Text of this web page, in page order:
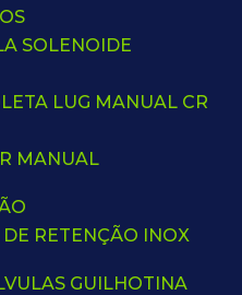
SOLENOIDE
LUG MANUAL CR
MANUAL
DE RETENÇÃO INOX
GUILHOTINA